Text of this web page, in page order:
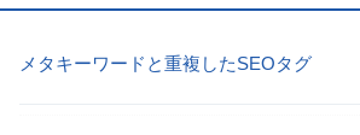
メタキーワードと重複したSEOタグ